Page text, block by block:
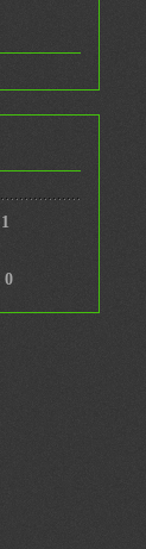
1
0